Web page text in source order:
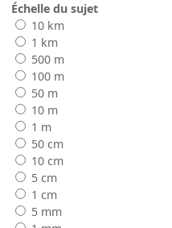
Échelle du sujet
10 km
1 km
500 m
100 m
50 m
10 m
1 m
50 cm
10 cm
5 cm
1 cm
5 mm